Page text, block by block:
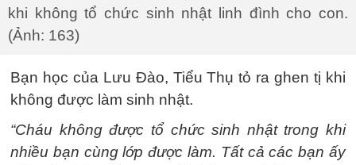
khi không tổ chức sinh nhật linh đình cho con.
(Ảnh: 163)
Bạn học của Lưu Đào, Tiểu Thụ tỏ ra ghen tị khi
không được làm sinh nhật.
“Cháu không được tổ chức sinh nhật trong khi
nhiều bạn cùng lớp được làm. Tất cả các bạn ấy